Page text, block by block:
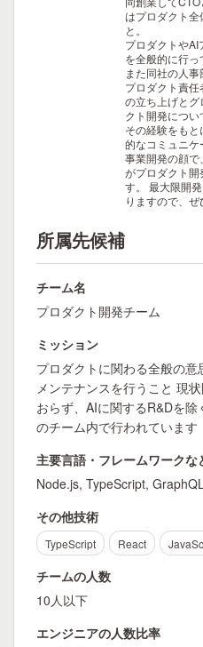
はプロダクト全
と。
プロダクトや
を全般的に行っ
また同社の人事
プロダクト責
の立ち上げと
クト開発につい
その経験をも
的なコミュニ
事業開発の顔
がプロダクト開
す。
最大限開
りますので、ぜ
所属先候補
チーム名
プロダクト開発チーム
ミッション
プロダクトに関わる全般の
メンテナンスを行うこと 現
おらず、AIに関するR&Dを
のチーム内で行われています
主要言語・フレームワークな
Node.js, TypeScript,
その他技術
TypeScript React
チームの人数
10人以下
エンジニアの人数比率